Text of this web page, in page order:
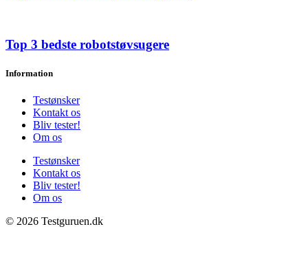
Top 3 bedste robotstøvsugere
Information
Testønsker
Kontakt os
Bliv tester!
Om os
Testønsker
Kontakt os
Bliv tester!
Om os
© 2026 Testguruen.dk